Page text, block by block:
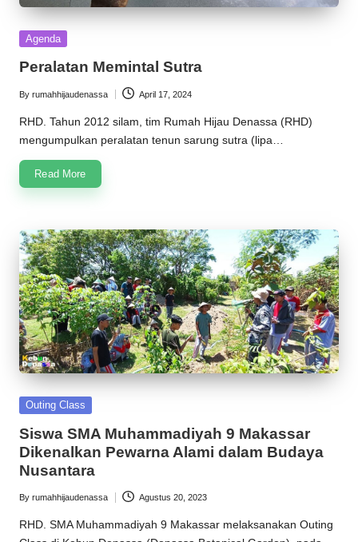
Posted
Agenda
Peralatan Memintal Sutra
Posted
by
By rumahhijaudenassa April 17, 2024
RHD. Tahun 2012 silam, tim Rumah Hijau Denassa (RHD)
mengumpulkan peralatan tenun sarung sutra (lipa…
Read More
Posted
Outing Class
Siswa SMA Muhammadiyah 9 Makassar
Dikenalkan Pewarna Alami dalam Budaya
Nusantara
Posted
by
By rumahhijaudenassa Agustus 20, 2023
RHD. SMA Muhammadiyah 9 Makassar melaksanakan Outing